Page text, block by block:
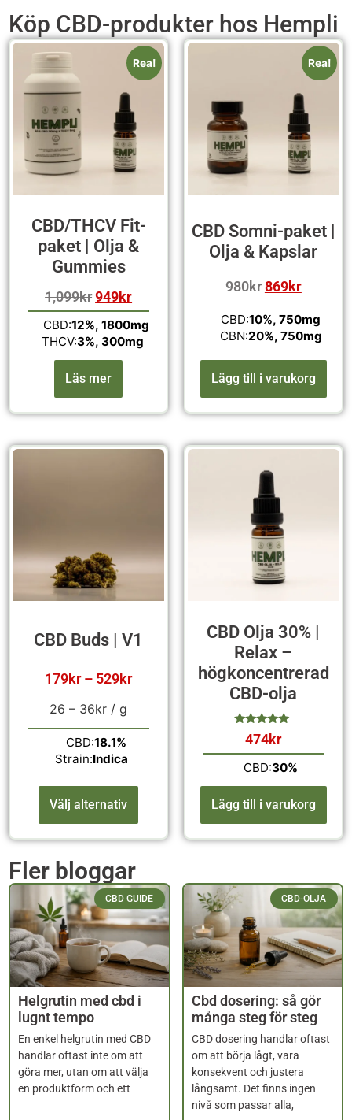
Köp CBD-produkter hos Hempli
Rea!
CBD/THCV Fit-
paket | Olja &
Gummies
1,099kr949kr
CBD:12%, 1800mg
THCV:3%, 300mg
Läs mer
Rea!
CBD Somni-paket |
Olja & Kapslar
980kr869kr
CBD:10%, 750mg
CBN:20%, 750mg
Lägg till i varukorg
CBD Buds | V1
179kr – 529kr
26 – 36kr / g
CBD:18.1%
Strain:Indica
Välj alternativ
CBD Olja 30% |
Relax –
högkoncentrerad
CBD-olja
av 5
474kr
CBD:30%
Lägg till i varukorg
Fler bloggar
CBD GUIDE
Helgrutin med cbd i
lugnt tempo
En enkel helgrutin med CBD
handlar oftast inte om att
göra mer, utan om att välja
en produktform och ett
CBD-OLJA
Cbd dosering: så gör
många steg för steg
CBD dosering handlar oftast
om att börja lågt, vara
konsekvent och justera
långsamt. Det finns ingen
nivå som passar alla,